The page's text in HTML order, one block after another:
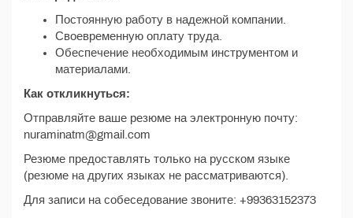
Постоянную работу в надежной компании.
Своевременную оплату труда.
Обеспечение необходимым инструментом и
материалами.
Как откликнуться:
Отправляйте ваше резюме на электронную почту:
nuraminatm@gmail.com
Резюме предоставлять только на русском языке
(резюме на других языках не рассматриваются).
Для записи на собеседование звоните: +99363152373